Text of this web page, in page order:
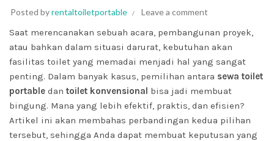
Posted byrentaltoiletportable Leave a comment
Saat merencanakan sebuah acara, pembangunan proyek,
atau bahkan dalam situasi darurat, kebutuhan akan
fasilitas toilet yang memadai menjadi hal yang sangat
penting. Dalam banyak kasus, pemilihan antara sewa toilet
portable dan toilet konvensional bisa jadi membuat
bingung. Mana yang lebih efektif, praktis, dan efisien?
Artikel ini akan membahas perbandingan kedua pilihan
tersebut, sehingga Anda dapat membuat keputusan yang